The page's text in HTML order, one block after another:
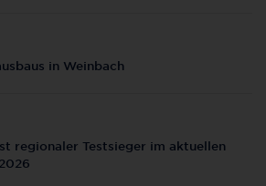
in Weinbach
regionaler Testsieger im aktuellen